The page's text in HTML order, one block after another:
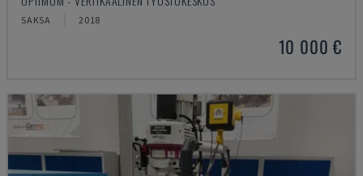
SAKSA 2018
10 000 €